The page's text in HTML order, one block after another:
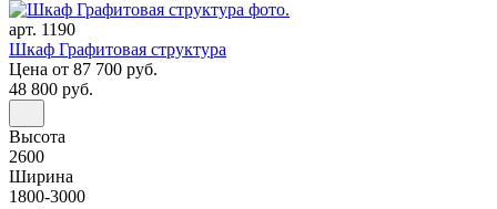
арт. 1190
Шкаф Графитовая структура
Цена от 87 700 руб.
48 800 руб.
Высота
2600
Ширина
1800-3000